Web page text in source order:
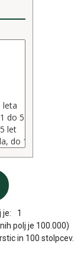
je:
1
polj je 100.000)
in 100 stolpcev.